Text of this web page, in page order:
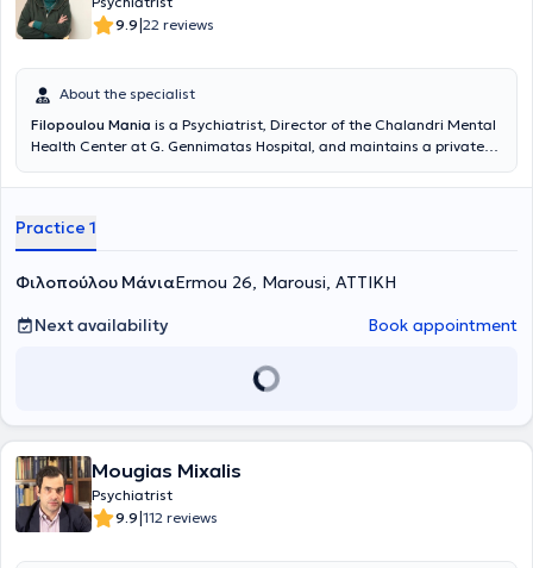
9.9|22 reviews
About the specialist
Filopoulou Mania is a Psychiatrist, Director of the Chalandri Mental
Health Center at G. Gennimatas Hospital, and maintains a private
a Psychiatrist for several years in both France and Greece, including
Unit in the Phocis region of the Social Psychiatry Society.
Additionally, she has worked as a National Health System
Psychiatrist at Konstantopouleio General Hospital (formerly Agia
Olga) and at the General Hospital of Kalamata.
Practice 1
Φιλοπούλου ΜάνιαErmou 26, Marousi, ΑΤΤΙΚΗ
Next availability
Book appointment
Mougias Mixalis
Psychiatrist
9.9|112 reviews